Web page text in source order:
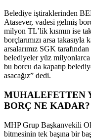
Belediye iştiraklerinden
Atasever, vadesi gelmiş
milyon TL’lik kısmın ise
borçlarımızı arsa
arsalarımız SGK
belediyeler yüz
bu borcu da kapatıp
asacağız” dedi.
MUHALEFETTEN
BORÇ NE KADAR?
MHP Grup Başkanvekili
bitmesinin tek başına bir